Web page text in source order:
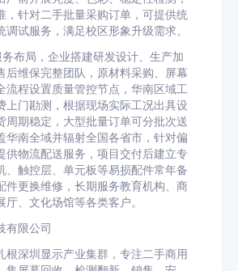
，针对二手批量采购订单，可提供统
调试服务，满足校区形象升级需求。
布局，企业搭建研发设计、生产加
后维保完整团队，原材料采购、屏幕
流程设置质量管控节点，华南区域工
上门勘测，根据现场实际工况出具设
周期稳定，大型批量订单可分批次送
华南全域并辐射全国各省市，针对偏
供物流配送服务，项目交付后建立专
、触控层、单元板等易损配件常年备
件更换维修，长期服务教育机构、商
厅、文化场馆等各类客户。
有限公司
根深圳显示产业集群，专注二手商用